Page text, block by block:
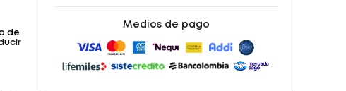
de
Medios de pago